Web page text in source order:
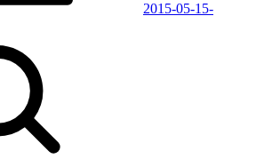
2015-05-15-